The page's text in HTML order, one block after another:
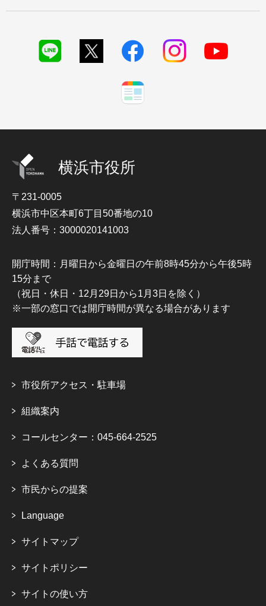
横浜市役所
〒231-0005
横浜市中区本町6丁目50番地の10
法人番号：3000020141003
開庁時間：月曜日から金曜日の午前8時45分から午後5時
15分まで
（祝日・休日・12月29日から1月3日を除く）
※一部の窓口では開庁時間が異なる場合があります
市役所アクセス・駐車場
組織案内
コールセンター：045-664-2525
よくある質問
市民からの提案
Language
サイトマップ
サイトポリシー
サイトの使い方